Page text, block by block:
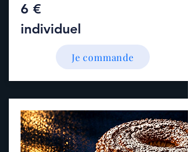
6 €
individuel
Je commande